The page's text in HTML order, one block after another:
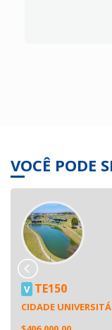
VOCÊ PODE
V TE150
CIDADE